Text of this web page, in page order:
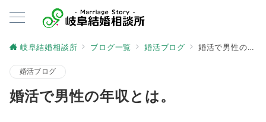
岐阜結婚相談所 ブログ一覧 婚活ブログ 婚活で男性の年収とは。
婚活ブログ
婚活で男性の年収とは。